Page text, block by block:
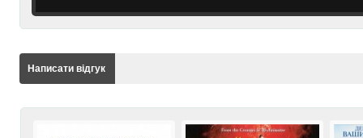
Написати відгук